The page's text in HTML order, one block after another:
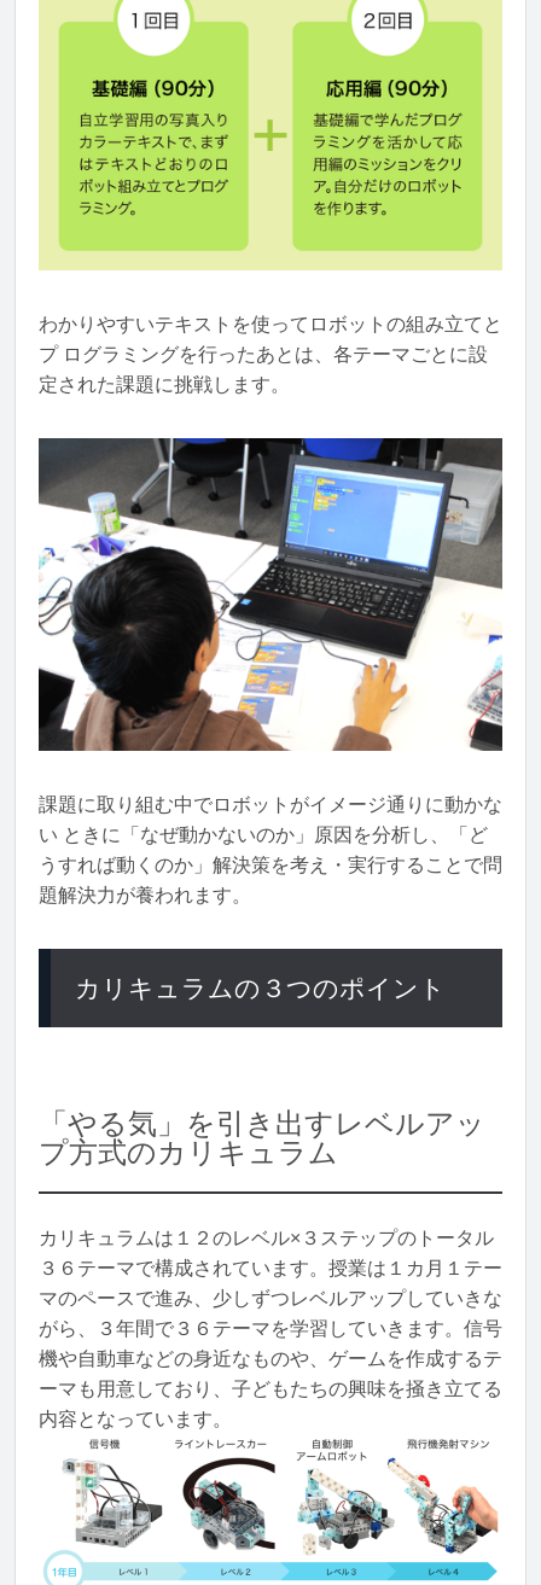
わかりやすいテキストを使ってロボットの組み立てと
プ ログラミングを行ったあとは、各テーマごとに設
定された課題に挑戦します。
課題に取り組む中でロボットがイメージ通りに動かな
い ときに「なぜ動かないのか」原因を分析し、「ど
うすれば動くのか」解決策を考え・実行することで問
題解決力が養われます。
カリキュラムの３つのポイント
「やる気」を引き出すレベルアッ
プ方式のカリキュラム
カリキュラムは１２のレベル×３ステップのトータル
３６テーマで構成されています。授業は１カ月１テー
マのペースで進み、少しずつレベルアップしていきな
がら、３年間で３６テーマを学習していきます。信号
機や自動車などの身近なものや、ゲームを作成するテ
ーマも用意しており、子どもたちの興味を掻き立てる
内容となっています。